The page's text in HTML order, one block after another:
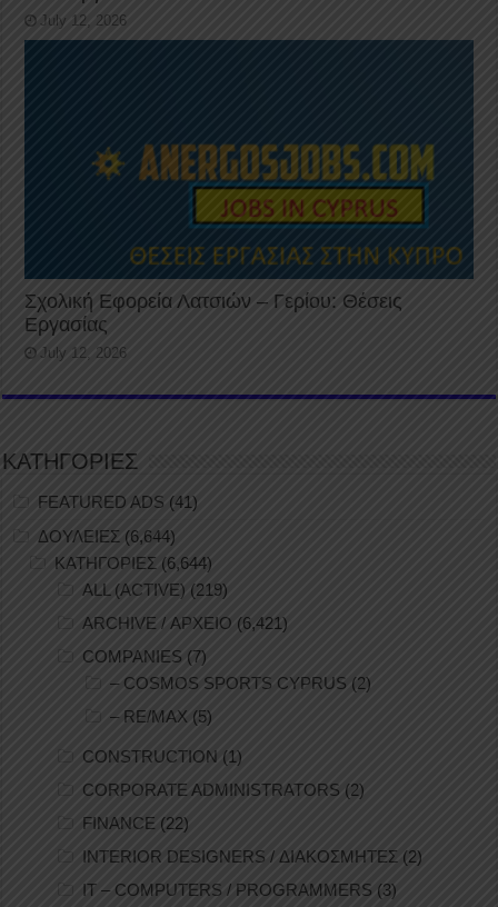
July 12, 2026
Σχολική Εφορεία Λατσιών – Γερίου: Θέσεις
Εργασίας
July 12, 2026
ΚΑΤΗΓΟΡΙΕΣ
FEATURED ADS (41)
ΔΟΥΛΕΙΕΣ (6,644)
ΚΑΤΗΓΟΡΙΕΣ (6,644)
ALL (ACTIVE) (219)
ARCHIVE / ΑΡΧΕΙΟ (6,421)
COMPANIES (7)
– COSMOS SPORTS CYPRUS (2)
– RE/MAX (5)
CONSTRUCTION (1)
CORPORATE ADMINISTRATORS (2)
FINANCE (22)
INTERIOR DESIGNERS / ΔΙΑΚΟΣΜΗΤΕΣ (2)
IT – COMPUTERS / PROGRAMMERS (3)